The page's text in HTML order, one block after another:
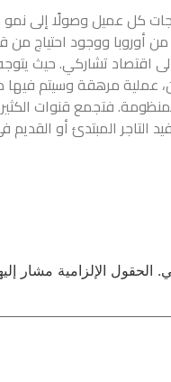
كانوا من أوروبا ووجود
اقتصاد تشاركي. حيث
عملية مرهقة وسيتم فيها
فتجمع قنوات الكثير
التاجر المبتدئ أو القديم
الحقول الإلزامية مشار